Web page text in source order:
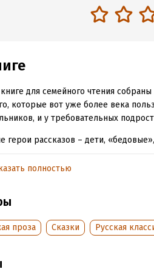
для семейного чтения
которые вот уже более века
и у требовательных
герои рассказов – дети,
в которой суровая правда о
Она добра и светла, как всё
информация
полностью
проза Сказки Русская